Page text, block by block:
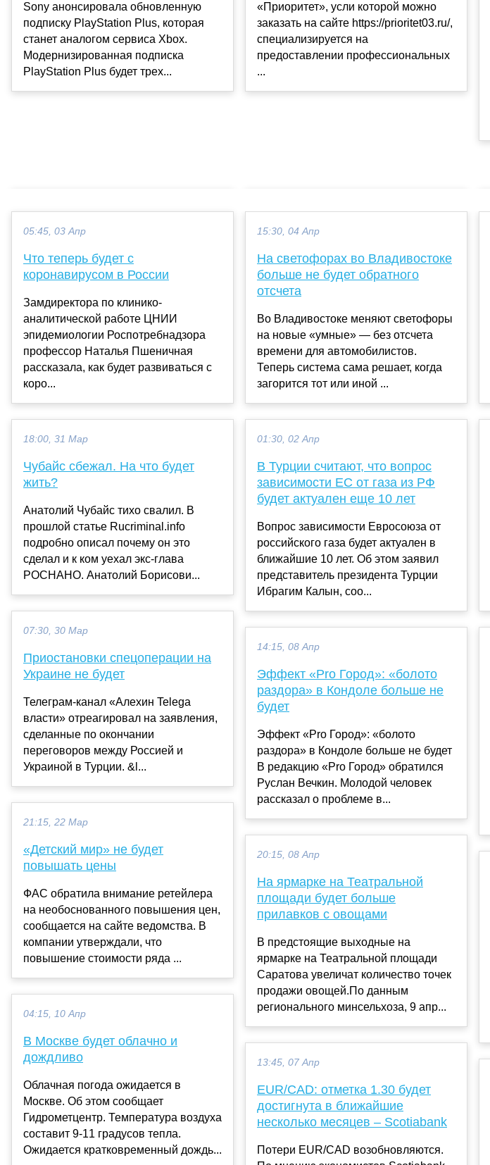
Sony анонсировала обновленную
подписку PlayStation Plus, которая
станет аналогом сервиса Xbox.
Модернизированная подписка
PlayStation Plus будет трех...
«Приоритет», усли которой можно
заказать на сайте https://prioritet03.ru/,
специализируется на
предоставлении профессиональных
...
05:45, 03 Апр
Что теперь будет с
коронавирусом в России
Замдиректора по клинико-
аналитической работе ЦНИИ
эпидемиологии Роспотребнадзора
профессор Наталья Пшеничная
рассказала, как будет развиваться с
коро...
18:00, 31 Мар
Чубайс сбежал. На что будет
жить?
Анатолий Чубайс тихо свалил. В
прошлой статье Rucriminal.info
подробно описал почему он это
сделал и к ком уехал экс-глава
РОСНАНО. Анатолий Борисови...
07:30, 30 Мар
Приостановки спецоперации на
Украине не будет
Телеграм-канал «Алехин Telega
власти» отреагировал на заявления,
сделанные по окончании
переговоров между Россией и
Украиной в Турции. &l...
21:15, 22 Мар
«Детский мир» не будет
повышать цены
ФАС обратила внимание ретейлера
на необоснованного повышения цен,
сообщается на сайте ведомства. В
компании утверждали, что
повышение стоимости ряда ...
04:15, 10 Апр
В Москве будет облачно и
дождливо
Облачная погода ожидается в
Москве. Об этом сообщает
Гидрометцентр. Температура воздуха
составит 9-11 градусов тепла.
Ожидается кратковременный дождь...
15:30, 04 Апр
На светофорах во Владивостоке
больше не будет обратного
отсчета
Во Владивостоке меняют светофоры
на новые «умные» — без отсчета
времени для автомобилистов.
Теперь система сама решает, когда
загорится тот или иной ...
01:30, 02 Апр
В Турции считают, что вопрос
зависимости ЕС от газа из РФ
будет актуален еще 10 лет
Вопрос зависимости Евросоюза от
российского газа будет актуален в
ближайшие 10 лет. Об этом заявил
представитель президента Турции
Ибрагим Калын, соо...
14:15, 08 Апр
Эффект «Pro Город»: «болото
раздора» в Кондоле больше не
будет
Эффект «Pro Город»: «болото
раздора» в Кондоле больше не будет
В редакцию «Pro Город» обратился
Руслан Вечкин. Молодой человек
рассказал о проблеме в...
20:15, 08 Апр
На ярмарке на Театральной
площади будет больше
прилавков с овощами
В предстоящие выходные на
ярмарке на Театральной площади
Саратова увеличат количество точек
продажи овощей.По данным
регионального минсельхоза, 9 апр...
13:45, 07 Апр
EUR/CAD: отметка 1.30 будет
достигнута в ближайшие
несколько месяцев – Scotiabank
Потери EUR/CAD возобновляются.